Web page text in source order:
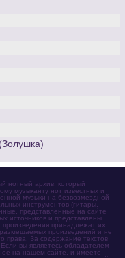
нотный архив, который
музыканту нот известных и
музыки на безвозмездной
инструментов (гитары,
представленные на сайте
источников и представлены
принадлежат их
произведений и не
права. За содержание текстов
вы являетесь обладателем
на нашем сайте, и имеете